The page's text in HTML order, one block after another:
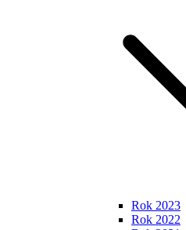
Rok 2023
Rok 2022